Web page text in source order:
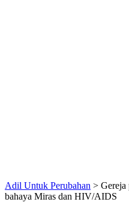
Adil Untuk Perubahan > Gereja
bahaya Miras dan HIV/AIDS